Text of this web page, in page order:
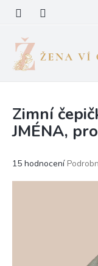
obsah
Zimní
JMÉNA,
Průměrné
15 hodnocení